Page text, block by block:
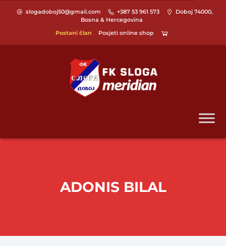
slogadoboj50@gmail.com +387 53 961 573
Doboj 74000,
Bosna & Hercegovina
Postani član
Posjeti online shop
ADONIS BILAL